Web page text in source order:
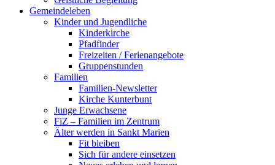
Gemeindeleben
Kinder und Jugendliche
Kinderkirche
Pfadfinder
Freizeiten / Ferienangebote
Gruppenstunden
Familien
Familien-Newsletter
Kirche Kunterbunt
Junge Erwachsene
FiZ – Familien im Zentrum
Älter werden in Sankt Marien
Fit bleiben
Sich für andere einsetzen